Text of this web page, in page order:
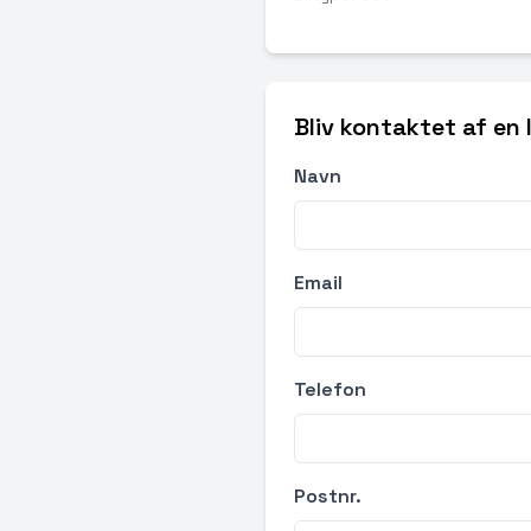
Bliv kontaktet af en
Navn
Email
Telefon
Postnr.